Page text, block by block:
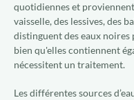
quotidiennes et
vaisselle, des lessives, des
distinguent des eaux
bien qu'elles contiennent
nécessitent un traitement.
Les différentes sources